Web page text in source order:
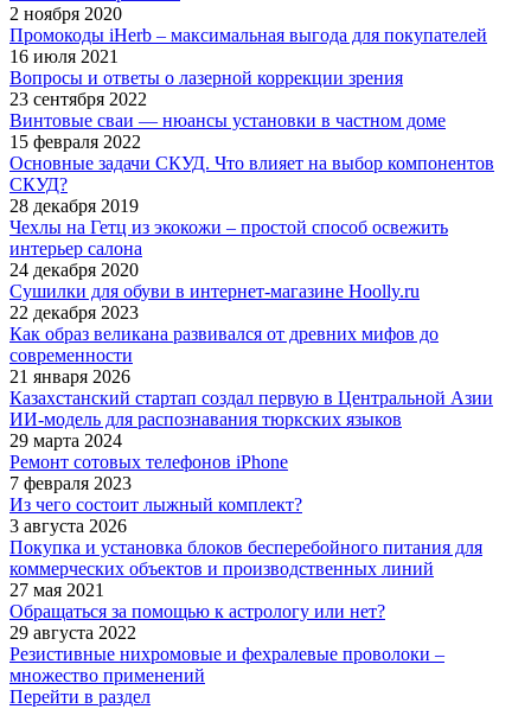
2 ноября 2020
Промокоды iHerb – максимальная выгода для покупателей
16 июля 2021
Вопросы и ответы о лазерной коррекции зрения
23 сентября 2022
Винтовые сваи — нюансы установки в частном доме
15 февраля 2022
Основные задачи СКУД. Что влияет на выбор компонентов
СКУД?
28 декабря 2019
Чехлы на Гетц из экокожи – простой способ освежить
интерьер салона
24 декабря 2020
Сушилки для обуви в интернет-магазине Hoolly.ru
22 декабря 2023
Как образ великана развивался от древних мифов до
современности
21 января 2026
Казахстанский стартап создал первую в Центральной Азии
ИИ-модель для распознавания тюркских языков
29 марта 2024
Ремонт сотовых телефонов iPhone
7 февраля 2023
Из чего состоит лыжный комплект?
3 августа 2026
Покупка и установка блоков бесперебойного питания для
коммерческих объектов и производственных линий
27 мая 2021
Обращаться за помощью к астрологу или нет?
29 августа 2022
Резистивные нихромовые и фехралевые проволоки –
множество применений
Перейти в раздел